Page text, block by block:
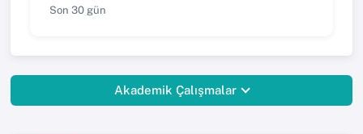
Son 30 gün
Akademik Çalışmalar